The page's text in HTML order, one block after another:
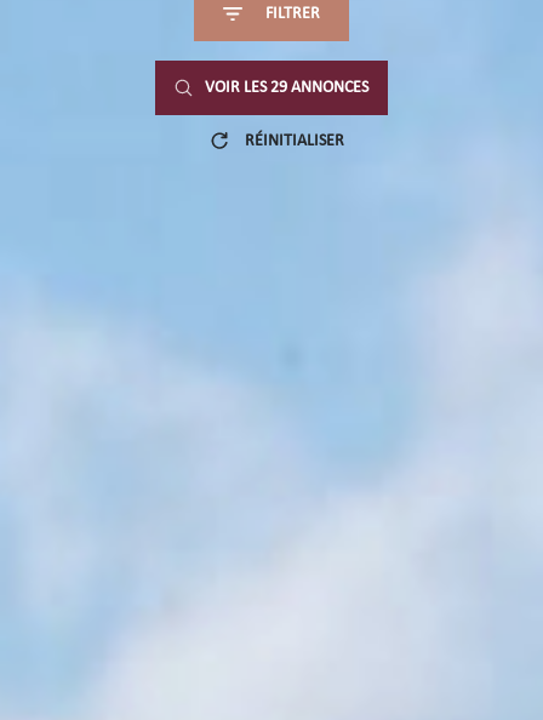
FILTRER
VOIR LES29 ANNONCES
RÉINITIALISER